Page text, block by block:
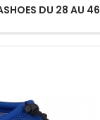
DU 28 AU 46